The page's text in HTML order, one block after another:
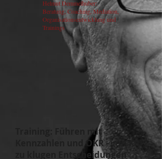
Helmut Demmelhuber:
Beratung, Coaching, Mediation,
Organisationsentwicklung und
Trainings
Führen mit
Kennzahlen und OKR - von KPI
zu klugen Entscheidungen